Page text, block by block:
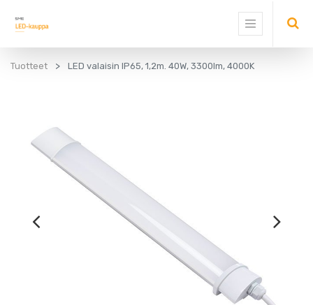
Tuotteet LED valaisin IP65, 1,2m. 40W, 3300lm, 4000K